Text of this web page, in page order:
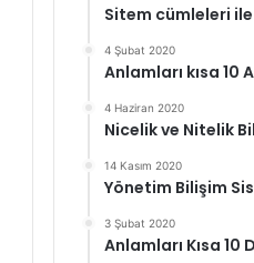
Sitem cümleleri
4 Şubat 2020
Anlamları kısa 10
4 Haziran 2020
Nicelik ve Nitelik
14 Kasım 2020
Yönetim Bilişim
3 Şubat 2020
Anlamları Kısa 10